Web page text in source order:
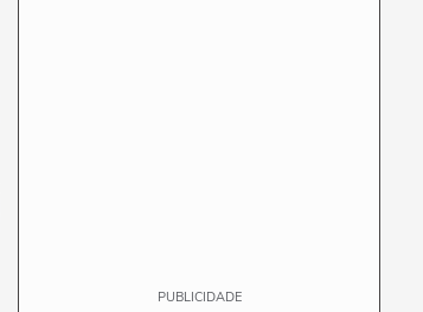
PUBLICIDADE